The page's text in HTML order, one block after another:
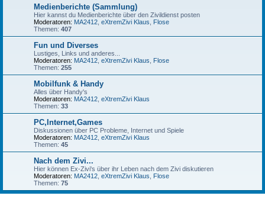
Medienberichte (Sammlung)
Hier kannst du Medienberichte über den Zivildienst posten
Moderatoren: MA2412 eXtremZivi Klaus
Flose
Themen: 407
Fun und Diverses
Lustiges, Links und anderes...
Moderatoren: MA2412 eXtremZivi Klaus
Flose
Themen: 255
Mobilfunk & Handy
Alles über Handy's
Moderatoren: MA2412 eXtremZivi Klaus
Themen: 33
PC,Internet,Games
Diskussionen über PC Probleme, Internet und Spiele
Moderatoren: MA2412 eXtremZivi Klaus
Themen: 45
Nach dem Zivi...
Hier können Ex-Zivi's über ihr Leben nach dem Zivi diskutieren
Moderatoren: MA2412 eXtremZivi Klaus
Flose
Themen: 75